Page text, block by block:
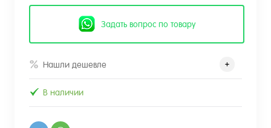
Задать вопрос по товару
Нашли дешевле
В наличии